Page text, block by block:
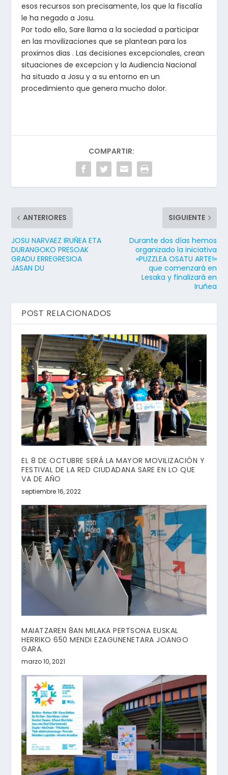
esos recursos son precisamente, los que la fiscalía
le ha negado a Josu.
Por todo ello, Sare llama a la sociedad a participar
en las movilizaciones que se plantean para los
proximos dias . Las decisiones excepcionales, crean
situaciones de excepcion y la Audiencia Nacional
ha situado a Josu y a su entorno en un
procedimiento que genera mucho dolor.
COMPARTIR:
ANTERIORES
JOSU NARVAEZ IRUÑEA ETA
DURANGOKO PRESOAK
GRADU ERREGRESIOA
JASAN DU
SIGUIENTE
Durante dos días hemos
organizado la iniciativa
«PUZZLEA OSATU ARTE!»
que comenzará en
Lesaka y finalizará en
Iruñea
POST RELACIONADOS
EL 8 DE OCTUBRE SERÁ LA MAYOR MOVILIZACIÓN Y
FESTIVAL DE LA RED CIUDADANA SARE EN LO QUE
VA DE AÑO
septiembre 16, 2022
MAIATZAREN 8AN MILAKA PERTSONA EUSKAL
HERRIKO 650 MENDI EZAGUNENETARA JOANGO
GARA.
marzo 10, 2021